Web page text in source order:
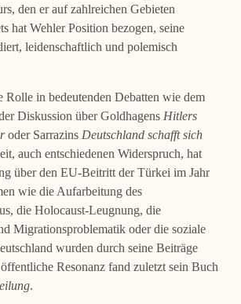
den er auf zahlreichen Gebieten
hat Wehler Position bezogen, seine
leidenschaftlich und polemisch
Rolle in bedeutenden Debatten wie dem
Diskussion über Goldhagens Hitlers
oder Sarrazins Deutschland schafft sich
auch entschiedenen Widerspruch, hat
über den EU-Beitritt der Türkei im Jahr
wie die Aufarbeitung des
die Holocaust-Leugnung, die
Migrationsproblematik oder die soziale
wurden durch seine Beiträge
Resonanz fand zuletzt sein Buch
.